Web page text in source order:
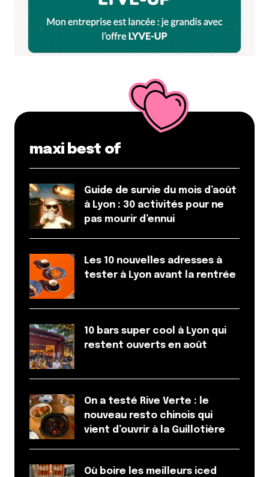
maxi best of
Guide de survie du mois d’août
à Lyon : 30 activités pour ne
pas mourir d’ennui
Les 10 nouvelles adresses à
tester à Lyon avant la rentrée
10 bars super cool à Lyon qui
restent ouverts en août
On a testé Rive Verte : le
nouveau resto chinois qui
vient d’ouvrir à la Guillotière
Où boire les meilleurs iced